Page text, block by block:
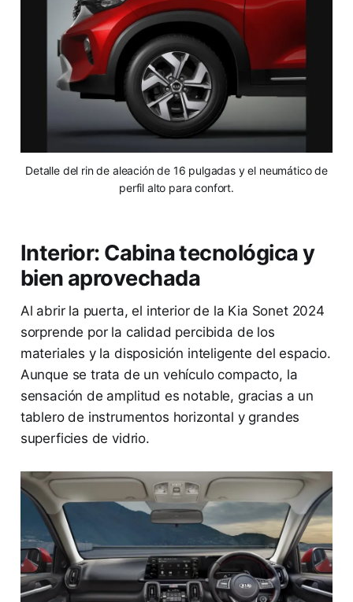
Detalle del rin de aleación de 16 pulgadas y el neumático de
perfil alto para confort.
Interior: Cabina tecnológica y
bien aprovechada
Al abrir la puerta, el interior de la Kia Sonet 2024
sorprende por la calidad percibida de los
materiales y la disposición inteligente del espacio.
Aunque se trata de un vehículo compacto, la
sensación de amplitud es notable, gracias a un
tablero de instrumentos horizontal y grandes
superficies de vidrio.